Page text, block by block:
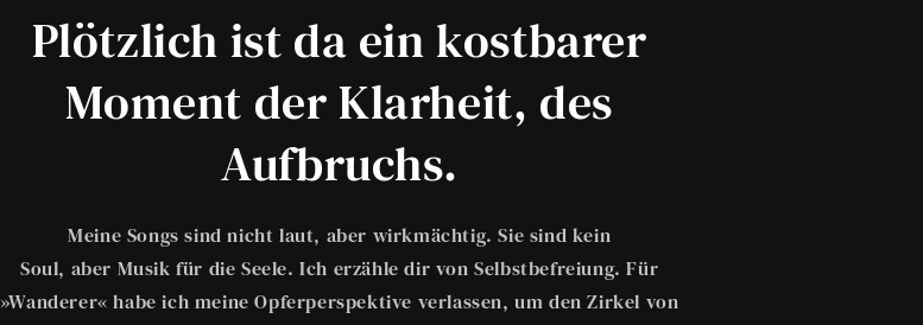
Plötzlich ist da ein kostbarer
Moment der Klarheit, des
Aufbruchs.
Meine Songs sind nicht laut, aber wirkmächtig. Sie sind kein
Soul, aber Musik für die Seele. Ich erzähle dir von Selbstbefreiung. Für
»Wanderer« habe ich meine Opferperspektive verlassen, um den Zirkel von